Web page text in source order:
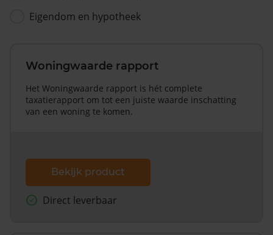
Eigendom en hypotheek
Woningwaarde rapport
Het Woningwaarde rapport is hét complete
taxatierapport om tot een juiste waarde inschatting
van een woning te komen.
Bekijk product
Direct leverbaar